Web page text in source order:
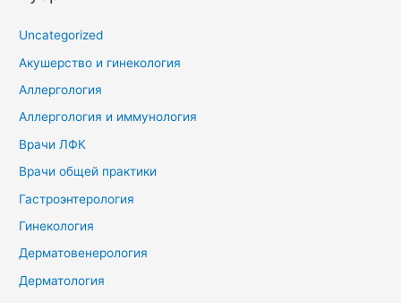
Uncategorized
Акушерство и гинекология
Аллергология
Аллергология и иммунология
Врачи ЛФК
Врачи общей практики
Гастроэнтерология
Гинекология
Дерматовенерология
Дерматология